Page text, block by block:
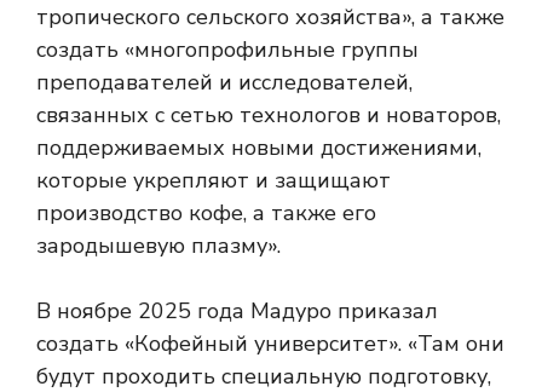
тропического сельского хозяйства», а также
создать «многопрофильные группы
преподавателей и исследователей,
связанных с сетью технологов и новаторов,
поддерживаемых новыми достижениями,
которые укрепляют и защищают
производство кофе, а также его
зародышевую плазму».
В ноябре 2025 года Мадуро приказал
создать «Кофейный университет». «Там они
будут проходить специальную подготовку,